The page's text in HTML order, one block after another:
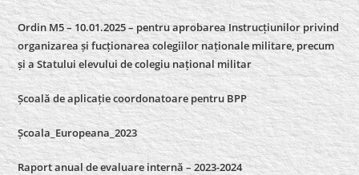
Ordin M5 – 10.01.2025 – pentru aprobarea Instrucțiunilor privind
organizarea și fucționarea colegiilor naționale militare, precum
și a Statului elevului de colegiu național militar
Școală de aplicație coordonatoare pentru BPP
Școala_Europeana_2023
Raport anual de evaluare internă – 2023-2024